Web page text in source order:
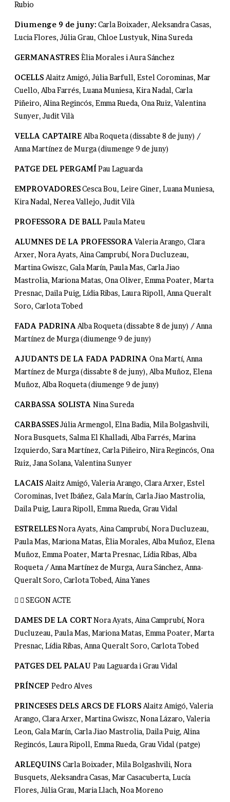
Rubio
Diumenge 9 de juny: Carla Boixader, Aleksandra Casas,
Lucia Flores, Júlia Grau, Chloe Lustyuk, Nina Sureda
GERMANASTRES Èlia Morales i Aura Sánchez
OCELLS Alaitz Amigó, Júlia Barfull, Estel Corominas, Mar
Cuello, Alba Farrés, Luana Muniesa, Kira Nadal, Carla
Piñeiro, Alina Regincós, Emma Rueda, Ona Ruiz, Valentina
Sunyer, Judit Vilà
VELLA CAPTAIRE Alba Roqueta (dissabte 8 de juny) /
Anna Martínez de Murga (diumenge 9 de juny)
PATGE DEL PERGAMÍPau Laguarda
EMPROVADORESCesca Bou, Leire Giner, Luana Muniesa,
Kira Nadal, Nerea Vallejo, Judit Vilà
PROFESSORA DE BALL Paula Mateu
ALUMNES DE LA PROFESSORAValeria Arango, Clara
Arxer, Nora Ayats, Aina Camprubí, Nora Ducluzeau,
Martina Gwiszc, Gala Marín, Paula Mas, Carla Jiao
Mastrolia, Mariona Matas, Ona Oliver, Emma Poater, Marta
Presnac, Daila Puig, Lídia Ribas, Laura Ripoll, Anna Queralt
Soro, Carlota Tobed
FADA PADRINA Alba Roqueta (dissabte 8 de juny) / Anna
Martínez de Murga (diumenge 9 de juny)
AJUDANTS DE LA FADA PADRINA Ona Martí, Anna
Martínez de Murga (dissabte 8 de juny), Alba Muñoz, Elena
Muñoz, Alba Roqueta (diumenge 9 de juny)
CARBASSA SOLISTA Nina Sureda
CARBASSESJúlia Armengol, Elna Badia, Mila Bolgashvili,
Nora Busquets, Salma El Khalladi, Alba Farrés, Marina
Izquierdo, Sara Martínez, Carla Piñeiro, Nira Regincós, Ona
Ruiz, Jana Solana, Valentina Sunyer
LACAIS Alaitz Amigó, Valeria Arango, Clara Arxer, Estel
Corominas, Ivet Ibáñez, Gala Marín, Carla Jiao Mastrolia,
Daila Puig, Laura Ripoll, Emma Rueda, Grau Vidal
ESTRELLESNora Ayats, Aina Camprubí, Nora Ducluzeau,
Paula Mas, Mariona Matas, ÈliaMorales, Alba Muñoz, Elena
Muñoz, Emma Poater, Marta Presnac, Lídia Ribas, Alba
Roqueta / Anna Martínez de Murga, Aura Sánchez, Anna-
Queralt Soro, Carlota Tobed, Aina Yanes
SEGON ACTE
DAMES DE LA CORTNora Ayats, Aina Camprubí, Nora
Ducluzeau, Paula Mas, Mariona Matas, Emma Poater, Marta
Presnac, Lídia Ribas, Anna Queralt Soro, Carlota Tobed
PATGES DEL PALAU Pau Laguarda i Grau Vidal
PRÍNCEP Pedro Alves
PRINCESES DELS ARCS DE FLORS Alaitz Amigó, Valeria
Arango, Clara Arxer, Martina Gwiszc, Nona Lázaro, Valeria
Leon, Gala Marín, Carla Jiao Mastrolia, Daila Puig, Alina
Regincós, Laura Ripoll, Emma Rueda, Grau Vidal (patge)
ARLEQUINS Carla Boixader, Mila Bolgashvili, Nora
Busquets, Aleksandra Casas, Mar Casacuberta, Lucía
Flores, Júlia Grau, Maria Llach, Noa Moreno